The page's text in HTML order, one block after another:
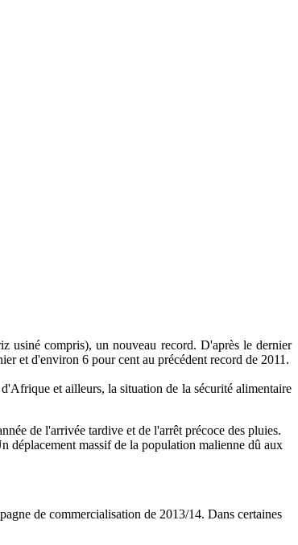
usiné compris), un nouveau record. D'après le dernier
et d'environ 6 pour cent au précédent record de 2011.
et ailleurs, la situation de la sécurité alimentaire
de l'arrivée tardive et de l'arrêt précoce des pluies.
déplacement massif de la population malienne dû aux
de commercialisation de 2013/14. Dans certaines